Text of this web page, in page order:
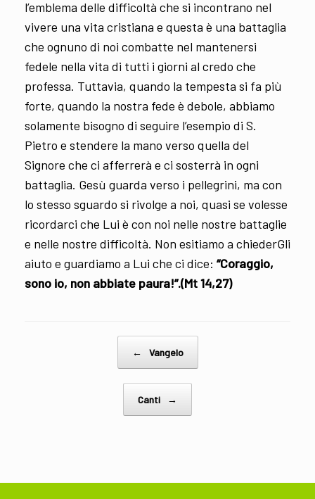
l’emblema delle difficoltà che si incontrano nel
vivere una vita cristiana e questa è una battaglia
che ognuno di noi combatte nel mantenersi
fedele nella vita di tutti i giorni al credo che
professa. Tuttavia, quando la tempesta si fa più
forte, quando la nostra fede è debole, abbiamo
solamente bisogno di seguire l’esempio di S.
Pietro e stendere la mano verso quella del
Signore che ci afferrerà e ci sosterrà in ogni
battaglia. Gesù guarda verso i pellegrini, ma con
lo stesso sguardo si rivolge a noi, quasi se volesse
ricordarci che Lui è con noi nelle nostre battaglie
e nelle nostre difficoltà. Non esitiamo a chiederGli
aiuto e guardiamo a Lui che ci dice: “Coraggio,
sono io, non abbiate paura!”.(Mt 14,27)
← Vangelo
Canti →